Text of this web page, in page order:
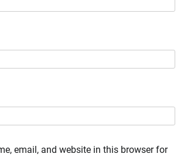
email, and website in this browser for